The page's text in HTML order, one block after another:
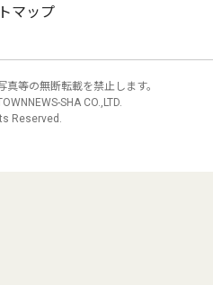
マップ
等の無断転載を禁止します。
SHA CO.,LTD.
Reserved.